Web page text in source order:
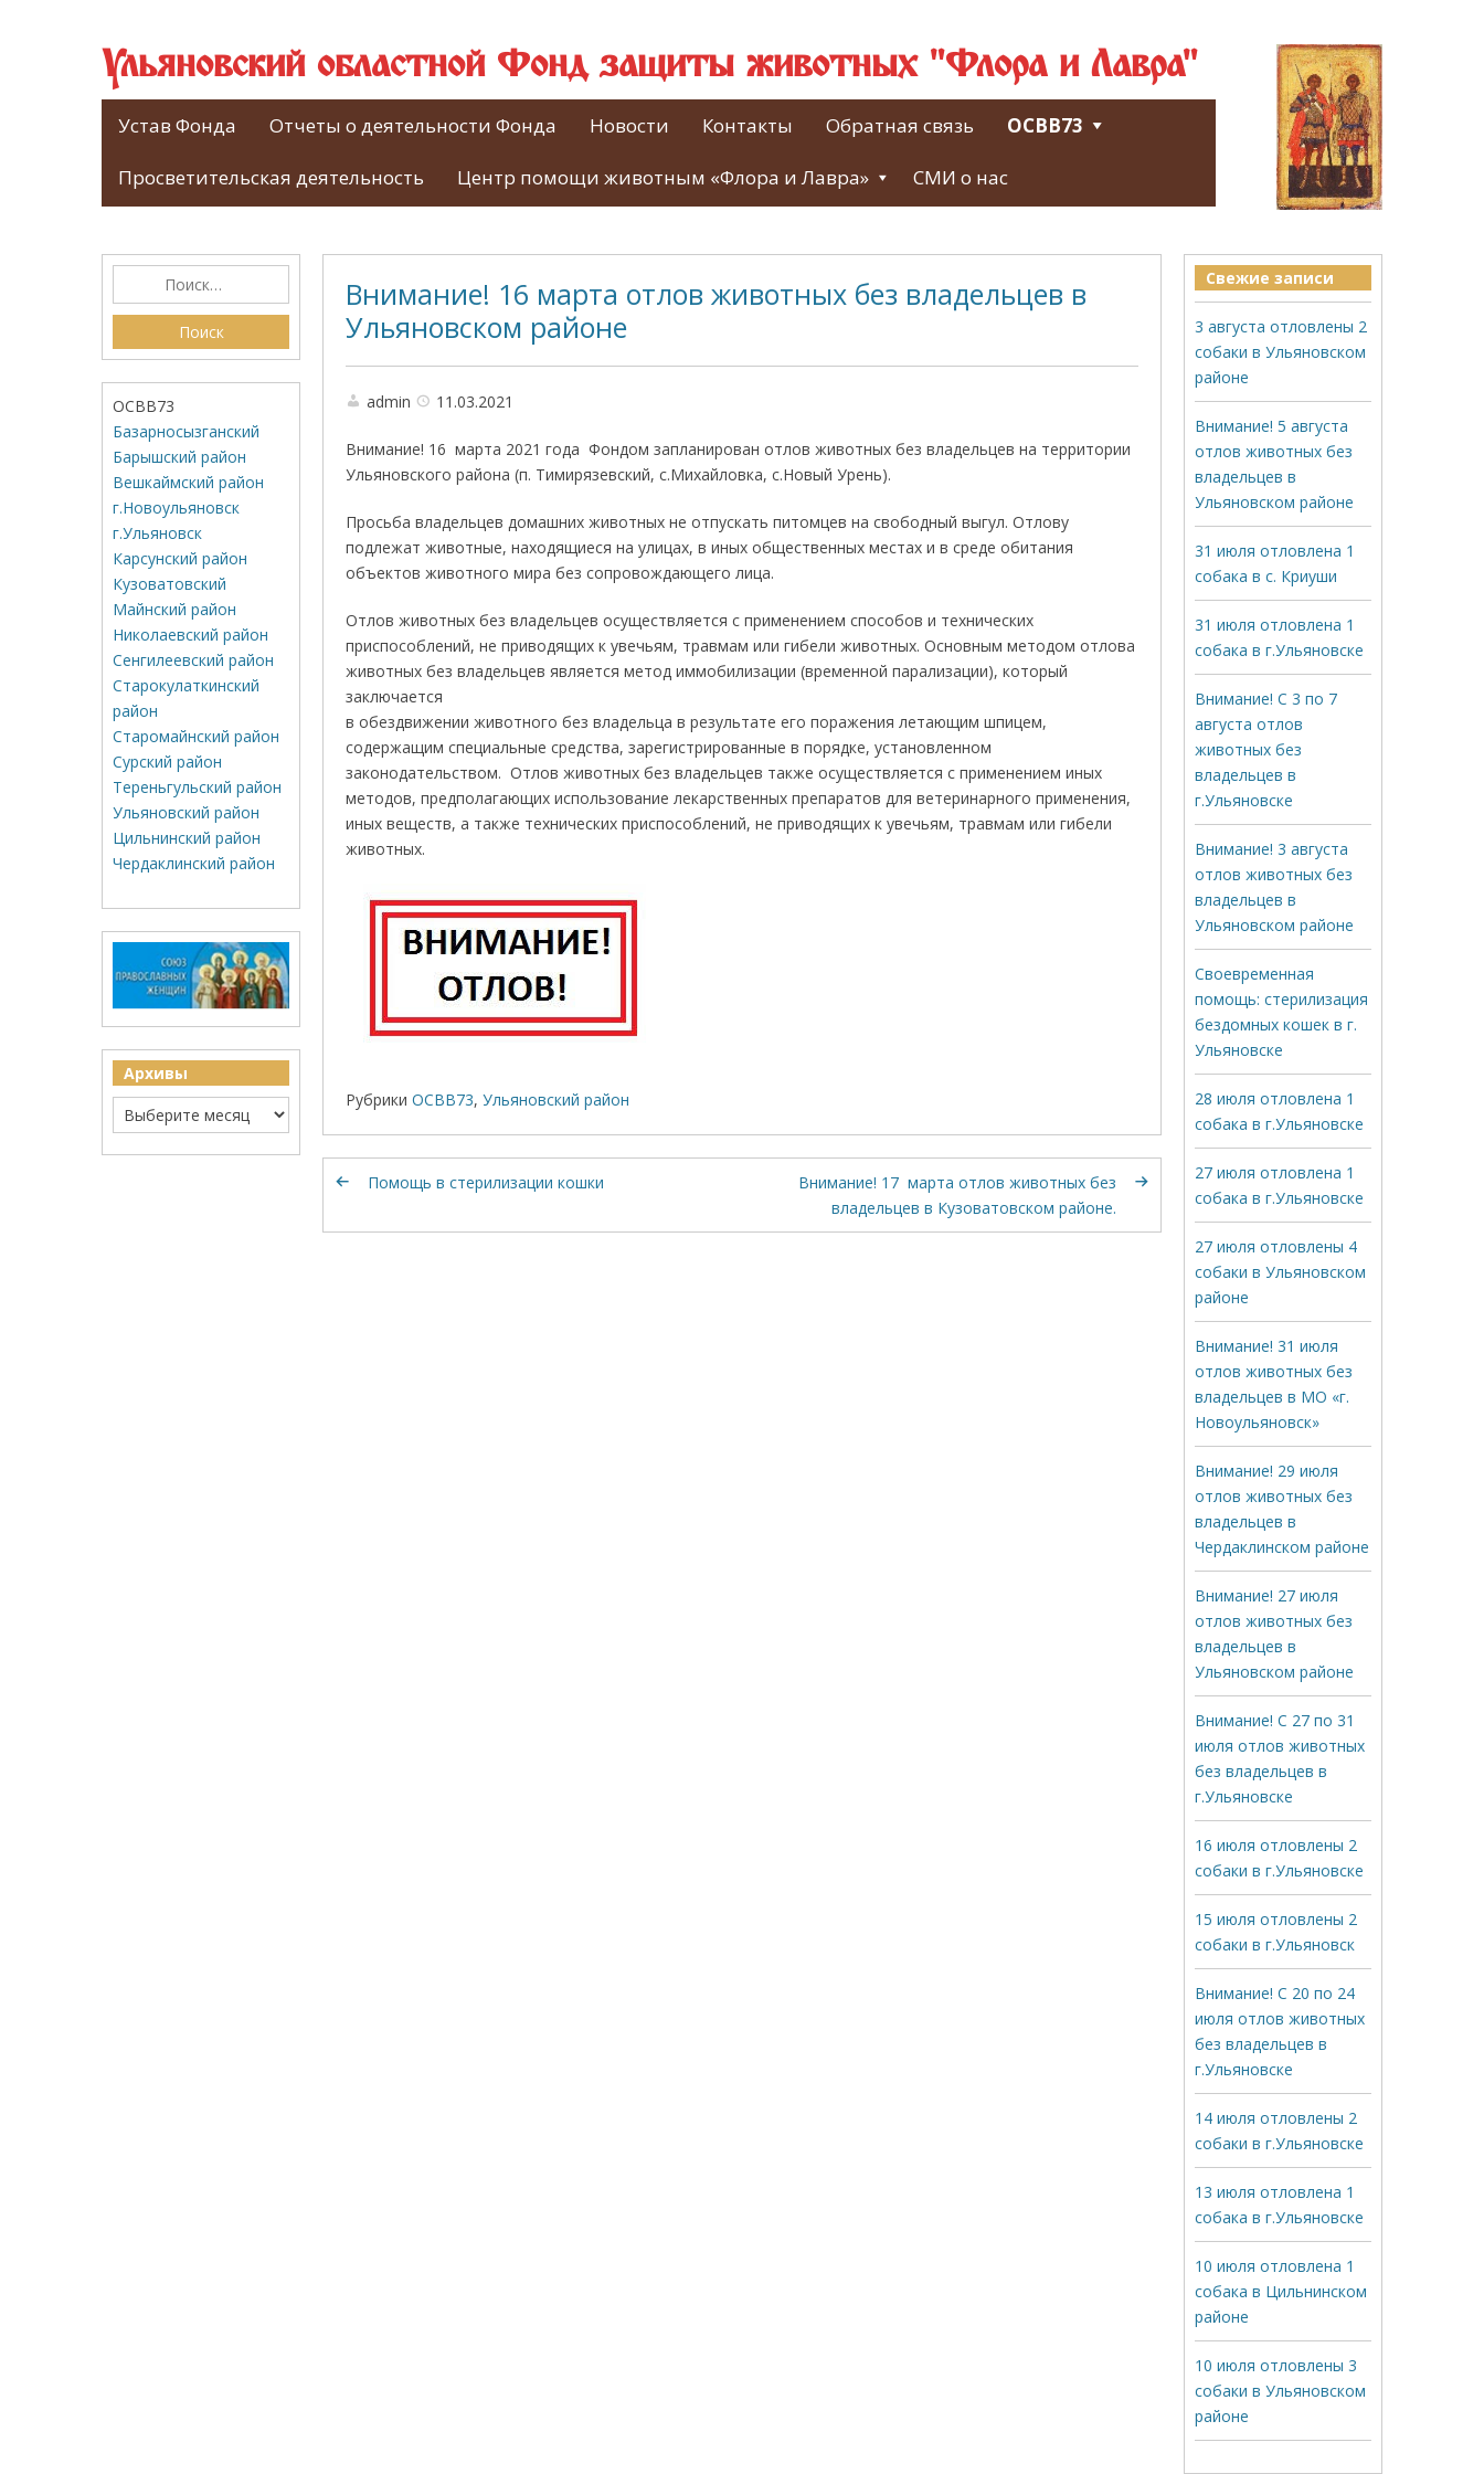
Ульяновский областной Фонд защиты животных "Флора и Лавра"
Устав Фонда Отчеты о деятельности Фонда Новости Контакты Обратная связь ОСВВ73
Просветительская деятельность Центр помощи животным «Флора и Лавра» СМИ о нас
Внимание! 16 марта отлов животных без владельцев в
Ульяновском районе
admin 11.03.2021
Внимание! 16 марта 2021 года Фондом запланирован отлов животных без владельцев на территории
Ульяновского района (п. Тимирязевский, с.Михайловка, с.Новый Урень).
Просьба владельцев домашних животных не отпускать питомцев на свободный выгул. Отлову
подлежат животные, находящиеся на улицах, в иных общественных местах и в среде обитания
объектов животного мира без сопровождающего лица.
Отлов животных без владельцев осуществляется с применением способов и технических
приспособлений, не приводящих к увечьям, травмам или гибели животных. Основным методом отлова
животных без владельцев является метод иммобилизации (временной парализации), который
заключается
в обездвижении животного без владельца в результате его поражения летающим шпицем,
содержащим специальные средства, зарегистрированные в порядке, установленном
законодательством. Отлов животных без владельцев также осуществляется с применением иных
методов, предполагающих использование лекарственных препаратов для ветеринарного применения,
иных веществ, а также технических приспособлений, не приводящих к увечьям, травмам или гибели
животных.
Рубрики ОСВВ73, Ульяновский район
Помощь в стерилизации кошки
Внимание! 17 марта отлов животных без
владельцев в Кузоватовском районе.
ОСВВ73
Базарносызганский
Барышский район
Вешкаймский район
г.Новоульяновск
г.Ульяновск
Карсунский район
Кузоватовский
Майнский район
Николаевский район
Сенгилеевский район
Старокулаткинский
район
Старомайнский район
Сурский район
Тереньгульский район
Ульяновский район
Цильнинский район
Чердаклинский район
Архивы
Свежие записи
3 августа отловлены 2
собаки в Ульяновском
районе
Внимание! 5 августа
отлов животных без
владельцев в
Ульяновском районе
31 июля отловлена 1
собака в с. Криуши
31 июля отловлена 1
собака в г.Ульяновске
Внимание! С 3 по 7
августа отлов
животных без
владельцев в
г.Ульяновске
Внимание! 3 августа
отлов животных без
владельцев в
Ульяновском районе
Своевременная
помощь: стерилизация
бездомных кошек в г.
Ульяновске
28 июля отловлена 1
собака в г.Ульяновске
27 июля отловлена 1
собака в г.Ульяновске
27 июля отловлены 4
собаки в Ульяновском
районе
Внимание! 31 июля
отлов животных без
владельцев в МО «г.
Новоульяновск»
Внимание! 29 июля
отлов животных без
владельцев в
Чердаклинском районе
Внимание! 27 июля
отлов животных без
владельцев в
Ульяновском районе
Внимание! С 27 по 31
июля отлов животных
без владельцев в
г.Ульяновске
16 июля отловлены 2
собаки в г.Ульяновске
15 июля отловлены 2
собаки в г.Ульяновск
Внимание! С 20 по 24
июля отлов животных
без владельцев в
г.Ульяновске
14 июля отловлены 2
собаки в г.Ульяновске
13 июля отловлена 1
собака в г.Ульяновске
10 июля отловлена 1
собака в Цильнинском
районе
10 июля отловлены 3
собаки в Ульяновском
районе